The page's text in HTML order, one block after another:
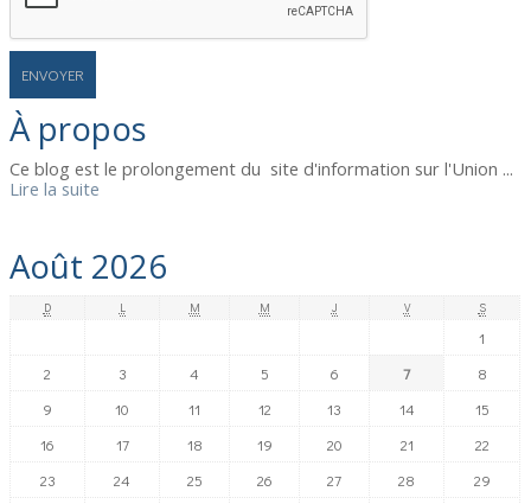
À propos
Ce blog est le prolongement du site d'information sur l'Union ...
Lire la suite
Août 2026
D L M M J V S
1
2
3 4 5 6 7
8
9
10 11 12 13 14
15
16
17 18 19 20 21
22
23
24 25 26 27 28
29